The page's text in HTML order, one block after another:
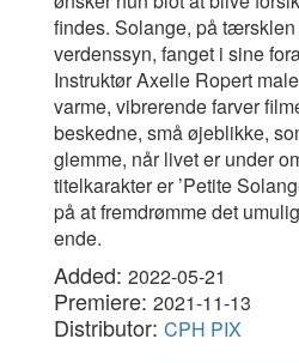
findes. Solange, på tærsklen
verdenssyn, fanget i sine
Instruktør Axelle Ropert
varme, vibrerende farver
beskedne, små øjeblikke,
glemme, når livet er under
titelkarakter er ’Petite
på at fremdrømme det
ende.
Added: 2022-05-21
Premiere: 2021-11-13
Distributor: CPH PIX